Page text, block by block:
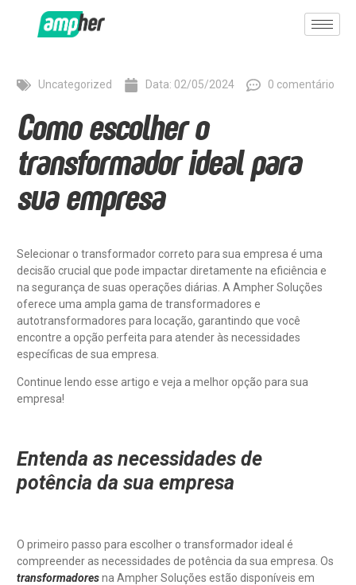
Uncategorized Data: 02/05/2024 0 comentário
Como escolher o
transformador ideal para
sua empresa
Selecionar o transformador correto para sua empresa é uma
decisão crucial que pode impactar diretamente na eficiência e
na segurança de suas operações diárias. A Ampher Soluções
oferece uma ampla gama de transformadores e
autotransformadores para locação, garantindo que você
encontre a opção perfeita para atender às necessidades
específicas de sua empresa.
Continue lendo esse artigo e veja a melhor opção para sua
empresa!
Entenda as necessidades de
potência da sua empresa
O primeiro passo para escolher o transformador ideal é
compreender as necessidades de potência da sua empresa. Os
transformadoresna Ampher Soluções estão disponíveis em